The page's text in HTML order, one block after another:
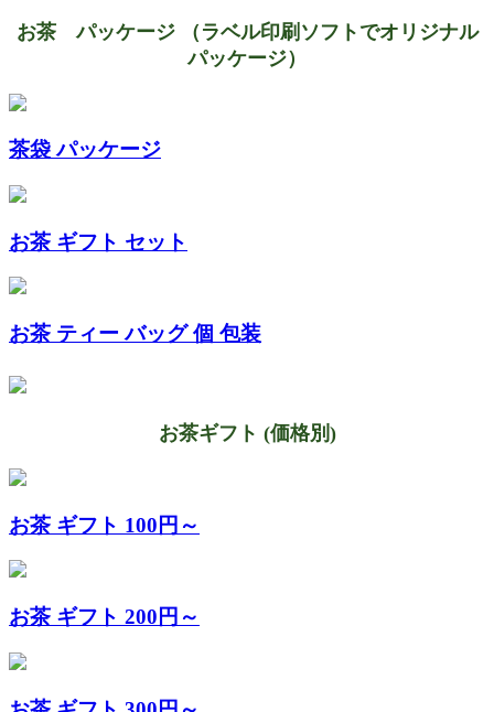
お茶 パッケージ （ラベル印刷ソフトでオリジナル
パッケージ）
茶袋 パッケージ
お茶 ギフト セット
お茶 ティー バッグ 個 包装
お茶ギフト (価格別)
お茶 ギフト 100円～
お茶 ギフト 200円～